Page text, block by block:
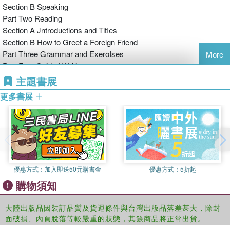
Section B Speaking
Part Two Reading
Section A Jntroductions and TitIes
Section B How to Greet a Foreign Friend
Part Three Grammar and ExeroIses
Part Four Guided Writing
Unit 2 Telephone CaIIS
Part One Listening and Speaking
Section A Listening
Section B Speaking
Part Two Reading
SeotjOil A Phone Books
Seotion B How to Improve Your Working Efficienoy
Part Three Grammar and Exeroises
Part Four Guided Wr}ring
Unit 3 Identifylng Directions
Part One Listening and Speaking
Section A Listening
Section B Speaking
More
主題書展
更多書展
優惠方式： 加入即送50元購書金 優惠方式： 5折起
購物須知
大陸出版品因裝訂品質及貨運條件與台灣出版品落差甚大，除封
面破損、內頁脫落等較嚴重的狀態，其餘商品將正常出貨。